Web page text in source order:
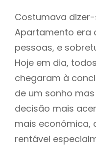
Costumava
Apartamento era
pessoas, e
Hoje em dia,
chegaram à
de um sonho
decisão mais
mais económica,
rentável